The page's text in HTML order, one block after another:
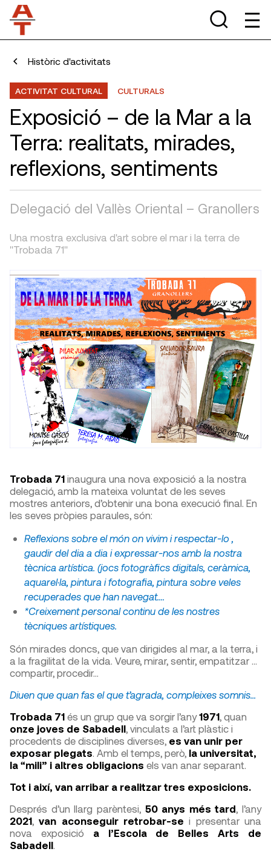
Històric d'activitats
ACTIVITAT CULTURAL CULTURALS
Exposició – de la Mar a la
Terra: realitats, mirades,
reflexions, sentiments
Delegació del Vallès Oriental – Granollers
Una mostra exclusiva d'art sobre el mar i la terra de
"Trobada 71"
Trobada 71 inaugura una nova exposició a la nostra
delegació, amb la mateixa voluntat de les seves
mostres anteriors, d’obtenir una bona execució final. En
les seves pròpies paraules, són:
Reflexions sobre el món on vivim i respectar-lo ,
gaudir del dia a dia i expressar-nos amb la nostra
tècnica artística. (jocs fotogràfics digitals, ceràmica,
aquarel·la, pintura i fotografia, pintura sobre veles
recuperades que han navegat....
*Creixement personal continu de les nostres
tècniques artístiques.
Són mirades doncs, que van dirigides al mar, a la terra, i
a la fragilitat de la vida. Veure, mirar, sentir, empatitzar ...
compartir, procedir…
Diuen que quan fas el que t’agrada, compleixes somnis...
Trobada 71 és un grup que va sorgir l’any1971, quan
onze joves de Sabadell, vinculats a l’art plàstic i
procedents de disciplines diverses, es van unir per
exposar plegats. Amb el temps, però, la universitat,
la “mili” i altres obligacions els van anar separant.
Tot i així, van arribar a realitzar tres exposicions.
Després d’un llarg parèntesi, 50 anys més tard, l’any
2021,van aconseguir retrobar-se i presentar una
nova exposició a l’Escola de Belles Arts de
Sabadell.